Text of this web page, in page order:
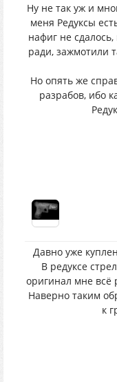
Ну не так уж и
меня Редуксы
нафиг не
ради, зажмотили
Но опять же
разрабов, ибо
Давно уже
В редуксе
оригинал мне
Наверно таким
к